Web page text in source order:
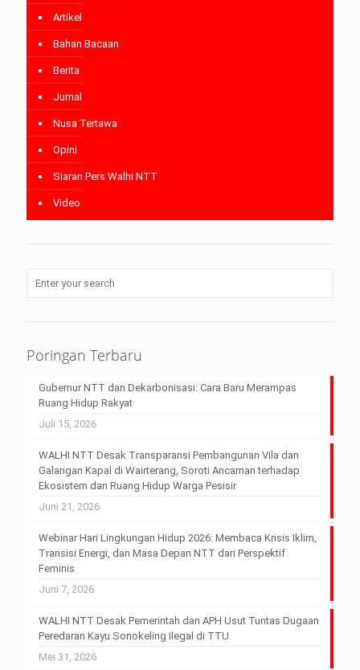
Artikel
Bahan Bacaan
Berita
Jurnal
Nusa Tertawa
Opini
Siaran Pers Walhi NTT
Video
Poringan Terbaru
Gubernur NTT dan Dekarbonisasi: Cara Baru Merampas
Ruang Hidup Rakyat
Juli 15, 2026
WALHI NTT Desak Transparansi Pembangunan Vila dan
Galangan Kapal di Wairterang, Soroti Ancaman terhadap
Ekosistem dan Ruang Hidup Warga Pesisir
Juni 21, 2026
Webinar Hari Lingkungan Hidup 2026: Membaca Krisis Iklim,
Transisi Energi, dan Masa Depan NTT dari Perspektif
Feminis
Juni 7, 2026
WALHI NTT Desak Pemerintah dan APH Usut Tuntas Dugaan
Peredaran Kayu Sonokeling Ilegal di TTU
Mei 31, 2026